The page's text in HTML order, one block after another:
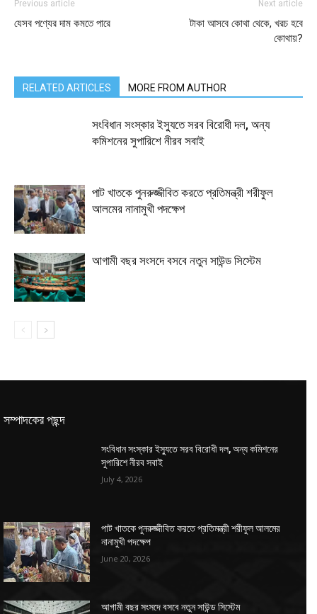
Previous article
যেসব পণ্যের দাম কমতে পারে
Next article
টাকা আসবে কোথা থেকে, খরচ হবে
কোথায়?
RELATED ARTICLES MORE FROM AUTHOR
সংবিধান সংস্কার ইস্যুতে সরব বিরোধী দল, অন্য
কমিশনের সুপারিশে নীরব সবাই
পাট খাতকে পুনরুজ্জীবিত করতে প্রতিমন্ত্রী শরীফুল
আলমের নানামুখী পদক্ষেপ
আগামী বছর সংসদে বসবে নতুন সাউন্ড সিস্টেম
সম্পাদকের পছন্দ
সংবিধান সংস্কার ইস্যুতে সরব বিরোধী দল, অন্য কমিশনের
সুপারিশে নীরব সবাই
July 4, 2026
পাট খাতকে পুনরুজ্জীবিত করতে প্রতিমন্ত্রী শরীফুল আলমের
নানামুখী পদক্ষেপ
June 20, 2026
আগামী বছর সংসদে বসবে নতুন সাউন্ড সিস্টেম